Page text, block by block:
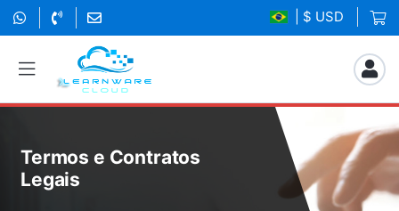
| $ USD
Termos e Contratos
Legais